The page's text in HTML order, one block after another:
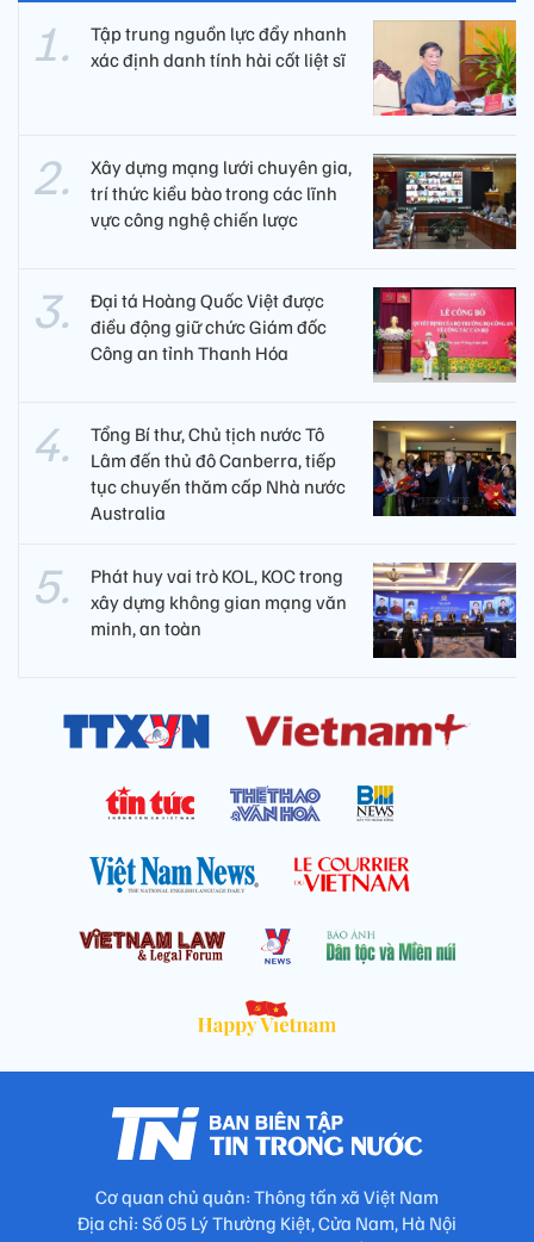
Tập trung nguồn lực đẩy nhanh
xác định danh tính hài cốt liệt sĩ
Xây dựng mạng lưới chuyên gia,
trí thức kiều bào trong các lĩnh
vực công nghệ chiến lược
Đại tá Hoàng Quốc Việt được
điều động giữ chức Giám đốc
Công an tỉnh Thanh Hóa
Tổng Bí thư, Chủ tịch nước Tô
Lâm đến thủ đô Canberra, tiếp
tục chuyến thăm cấp Nhà nước
Australia
Phát huy vai trò KOL, KOC trong
xây dựng không gian mạng văn
minh, an toàn
Cơ quan chủ quản: Thông tấn xã Việt Nam
Địa chỉ: Số 05 Lý Thường Kiệt, Cửa Nam, Hà Nội